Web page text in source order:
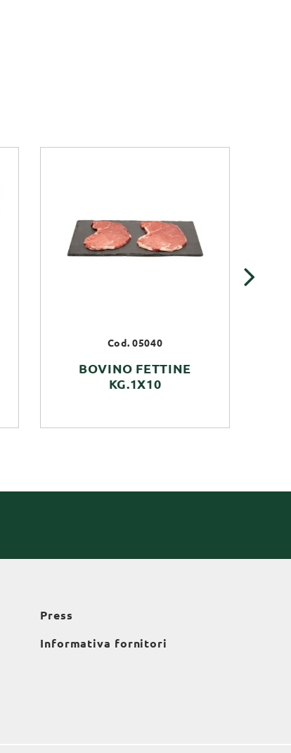
Cod. 05040
BOVINO FETTINE
KG.1X10
Press
Informativa fornitori